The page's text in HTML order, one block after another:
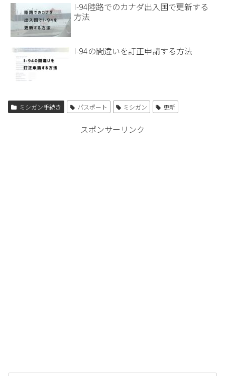
I-94陸路でのカナダ出入国で更新する
方法
I-94の間違いを訂正申請する方法
ミシガン手続き パスポート ミシガン 更新
スポンサーリンク